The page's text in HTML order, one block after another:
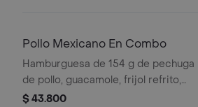
pet
Pollo Mexicano En Combo
Hamburguesa de 154 g de pechuga
de pollo, guacamole, frijol refrito,
tortillas de maíz, tomate, lechuga y
$ 43.800